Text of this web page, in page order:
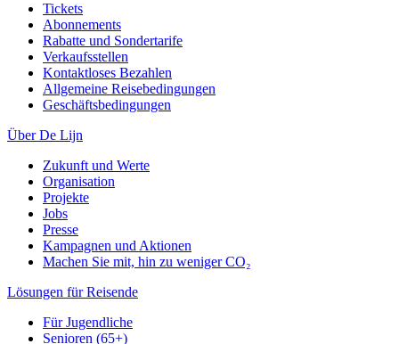
Tickets
Abonnements
Rabatte und Sondertarife
Verkaufsstellen
Kontaktloses Bezahlen
Allgemeine Reisebedingungen
Geschäftsbedingungen
Über De Lijn
Zukunft und Werte
Organisation
Projekte
Jobs
Presse
Kampagnen und Aktionen
Machen Sie mit, hin zu weniger CO₂
Lösungen für Reisende
Für Jugendliche
Senioren (65+)